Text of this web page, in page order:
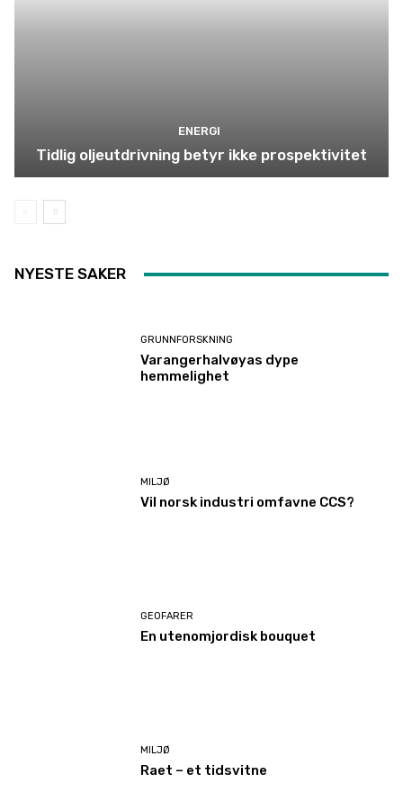
ENERGI
Tidlig oljeutdrivning betyr ikke prospektivitet
NYESTE SAKER
GRUNNFORSKNING
Varangerhalvøyas dype
hemmelighet
MILJØ
Vil norsk industri omfavne CCS?
GEOFARER
En utenomjordisk bouquet
MILJØ
Raet – et tidsvitne